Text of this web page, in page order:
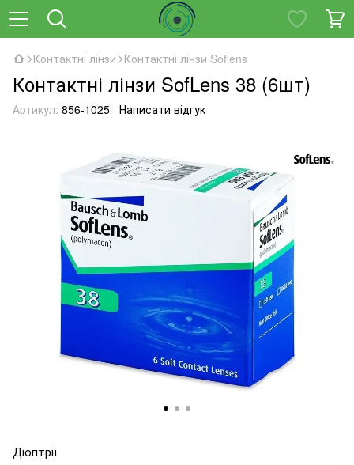
Контактні лінзи Контактні лінзи Soflens
Контактні лінзи SofLens 38 (6шт)
Артикул: 856-1025 Написати відгук
Діоптрії